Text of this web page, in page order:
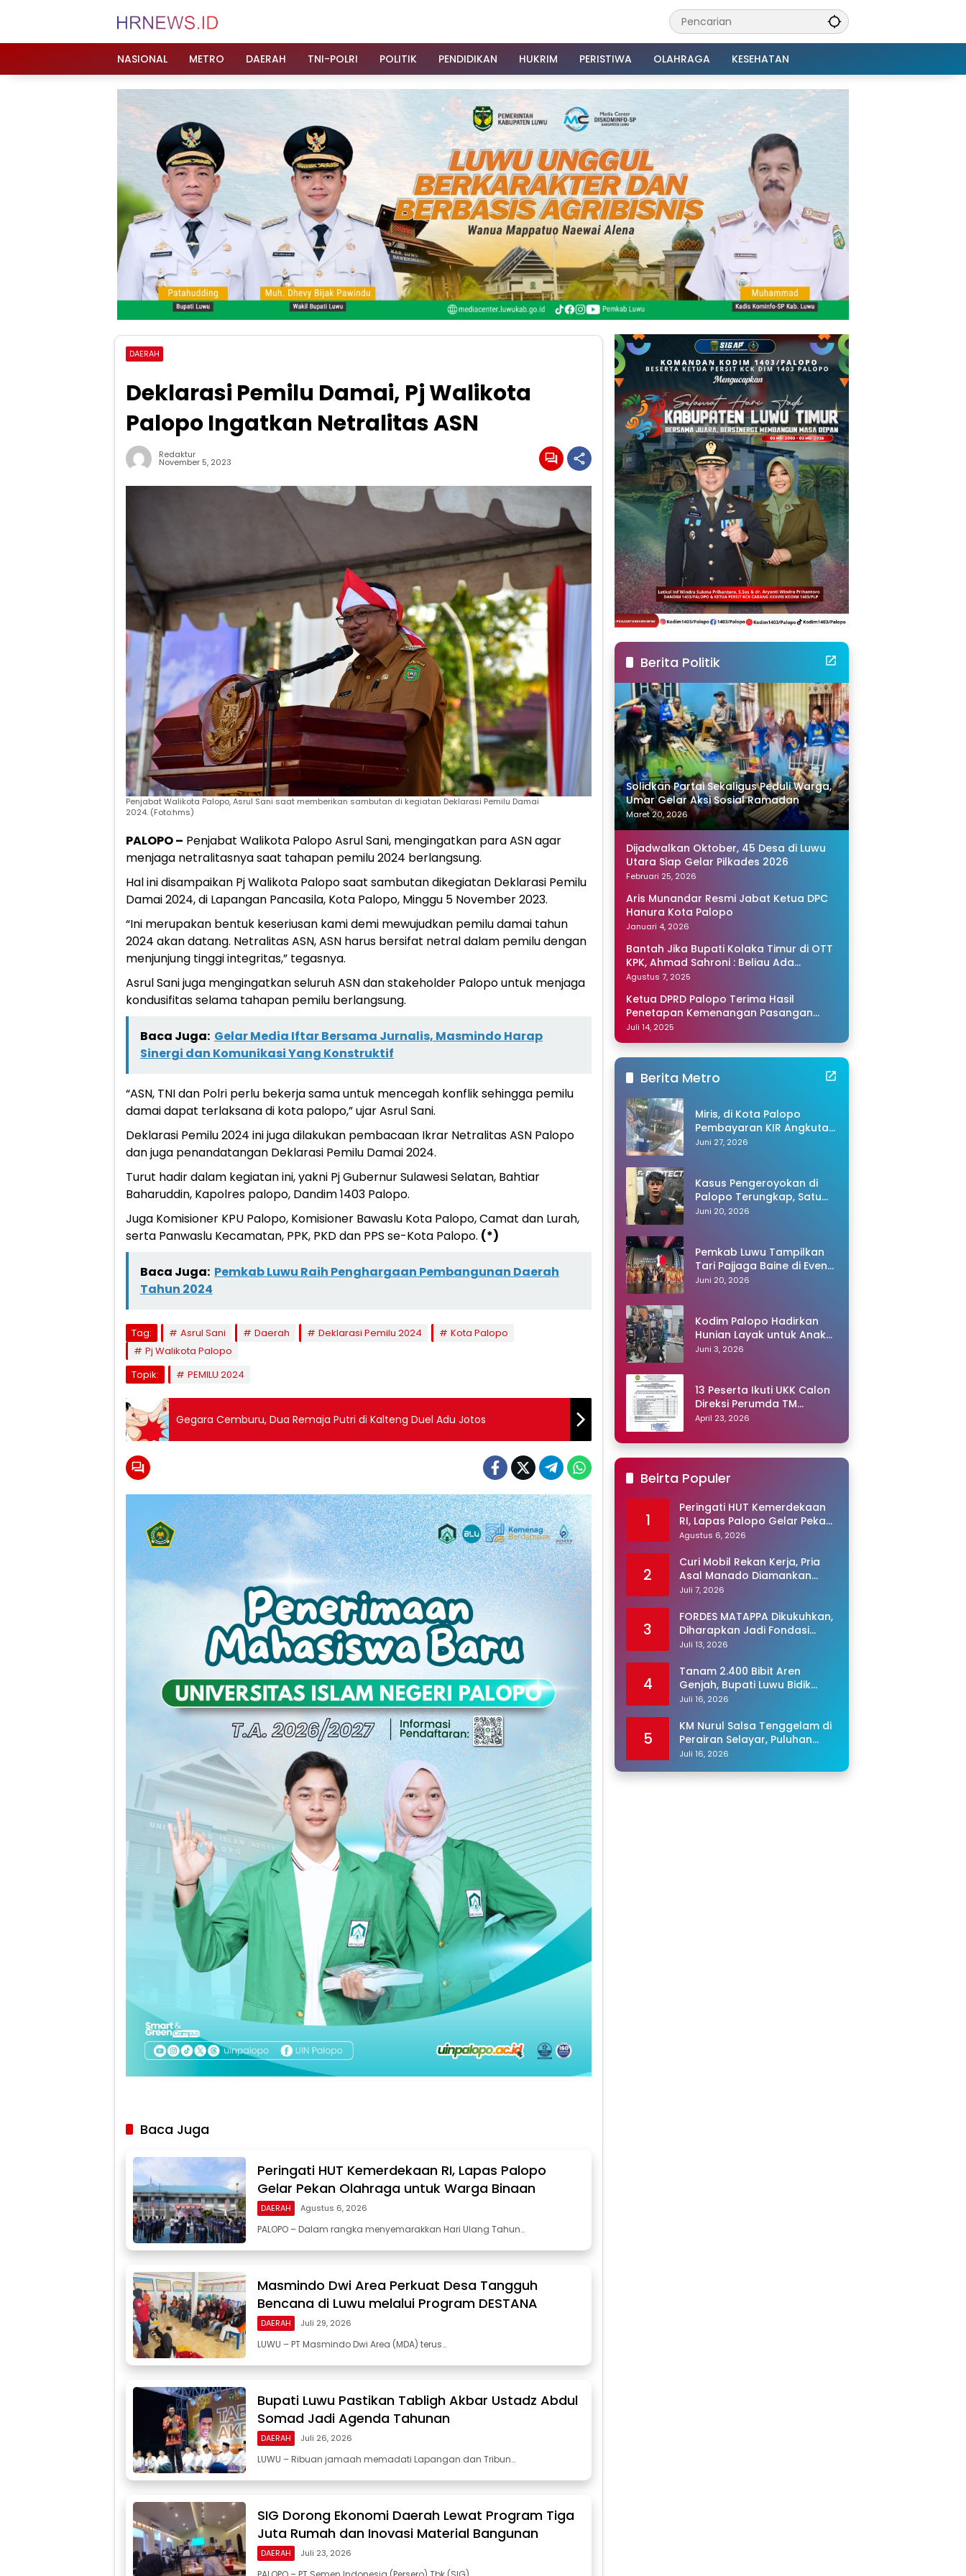
NASIONAL
METRO DAERAH TNI-POLRI POLITIK PENDIDIKAN HUKRIM PERISTIWA OLAHRAGA KESEHATAN
DAERAH
Deklarasi Pemilu Damai, Pj Walikota
Palopo Ingatkan Netralitas ASN
Redaktur
November 5, 2023
Penjabat Walikota Palopo, Asrul Sani saat memberikan sambutan di kegiatan Deklarasi Pemilu Damai
2024. (Foto:hms)
PALOPO – Penjabat Walikota Palopo Asrul Sani, mengingatkan para ASN agar
menjaga netralitasnya saat tahapan pemilu 2024 berlangsung.
Hal ini disampaikan Pj Walikota Palopo saat sambutan dikegiatan Deklarasi Pemilu
Damai 2024, di Lapangan Pancasila, Kota Palopo, Minggu 5 November 2023.
“Ini merupakan bentuk keseriusan kami demi mewujudkan pemilu damai tahun
2024 akan datang. Netralitas ASN, ASN harus bersifat netral dalam pemilu dengan
menjunjung tinggi integritas,” tegasnya.
Asrul Sani juga mengingatkan seluruh ASN dan stakeholder Palopo untuk menjaga
kondusifitas selama tahapan pemilu berlangsung.
Baca Juga: Gelar Media Iftar Bersama Jurnalis, Masmindo Harap
Sinergi dan Komunikasi Yang Konstruktif
“ASN, TNI dan Polri perlu bekerja sama untuk mencegah konflik sehingga pemilu
damai dapat terlaksana di kota palopo,” ujar Asrul Sani.
Deklarasi Pemilu 2024 ini juga dilakukan pembacaan Ikrar Netralitas ASN Palopo
dan juga penandatangan Deklarasi Pemilu Damai 2024.
Turut hadir dalam kegiatan ini, yakni Pj Gubernur Sulawesi Selatan, Bahtiar
Baharuddin, Kapolres palopo, Dandim 1403 Palopo.
Juga Komisioner KPU Palopo, Komisioner Bawaslu Kota Palopo, Camat dan Lurah,
serta Panwaslu Kecamatan, PPK, PKD dan PPS se-Kota Palopo. (*)
Baca Juga: Pemkab Luwu Raih Penghargaan Pembangunan Daerah
Tahun 2024
Tag: Asrul Sani Daerah Deklarasi Pemilu 2024
Kota Palopo
Pj Walikota Palopo
Topik:
PEMILU 2024
Gegara Cemburu, Dua Remaja Putri di Kalteng Duel Adu Jotos
Baca Juga
Peringati HUT Kemerdekaan RI, Lapas Palopo
Gelar Pekan Olahraga untuk Warga Binaan
DAERAH Agustus 6, 2026
PALOPO – Dalam rangka menyemarakkan Hari Ulang Tahun…
Masmindo Dwi Area Perkuat Desa Tangguh
Bencana di Luwu melalui Program DESTANA
DAERAH Juli 29, 2026
LUWU – PT Masmindo Dwi Area (MDA) terus…
Bupati Luwu Pastikan Tabligh Akbar Ustadz Abdul
Somad Jadi Agenda Tahunan
DAERAH Juli 26, 2026
LUWU – Ribuan jamaah memadati Lapangan dan Tribun…
SIG Dorong Ekonomi Daerah Lewat Program Tiga
Juta Rumah dan Inovasi Material Bangunan
DAERAH Juli 23, 2026
Berita Politik
Solidkan Partai Sekaligus Peduli Warga,
Umar Gelar Aksi Sosial Ramadan
Maret 20, 2026
Dijadwalkan Oktober, 45 Desa di Luwu
Utara Siap Gelar Pilkades 2026
Februari 25, 2026
Aris Munandar Resmi Jabat Ketua DPC
Hanura Kota Palopo
Januari 4, 2026
Bantah Jika Bupati Kolaka Timur di OTT
KPK, Ahmad Sahroni : Beliau Ada
Disamping Saya di Makassar
Agustus 7, 2025
Ketua DPRD Palopo Terima Hasil
Penetapan Kemenangan Pasangan
Naili-Akhmad dari KPU Sulsel
Juli 14, 2025
Berita Metro
Miris, di Kota Palopo
Pembayaran KIR Angkutan
Barang Capai Rp600 Ribu,
Juni 27, 2026
Kasus Pengeroyokan di
Palopo Terungkap, Satu
Tersangka Ditangkap
Juni 20, 2026
Pemkab Luwu Tampilkan
Tari Pajjaga Baine di Event
Toraya Ma’gellu’ 2026
Juni 20, 2026
Kodim Palopo Hadirkan
Hunian Layak untuk Anak
Panti
Juni 3, 2026
13 Peserta Ikuti UKK Calon
Direksi Perumda TM
Palopo, Ris Akril Raih
April 23, 2026
Beirta Populer
1
Peringati HUT Kemerdekaan
RI, Lapas Palopo Gelar Pekan
Olahraga untuk Warga
Agustus 6, 2026
2
Curi Mobil Rekan Kerja, Pria
Asal Manado Diamankan
Polisi
Juli 7, 2026
3
FORDES MATAPPA Dikukuhkan,
Diharapkan Jadi Fondasi
Program Jaga Desa di Luwu
Juli 13, 2026
4
Tanam 2.400 Bibit Aren
Genjah, Bupati Luwu Bidik
Sentra Produksi Gula Aren
Juli 16, 2026
5
KM Nurul Salsa Tenggelam di
Perairan Selayar, Puluhan
Penumpang Masih Hilang
Juli 16, 2026